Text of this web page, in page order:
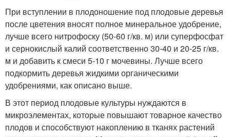
При вступлении в плодоношение под плодовые деревья
после цветения вносят полное минеральное удобрение,
лучше всего нитрофоску (50-60 г/кв. м) или суперфосфат
и сернокислый калий соответственно 30-40 и 20-25 г/кв.
м и добавить к смеси 5-10 г мочевины. Лучше всего
подкормить деревья жидкими органическими
удобрениями, как описано выше.
В этот период плодовые культуры нуждаются в
микроэлементах, которые повышают товарное качество
плодов и способствуют накоплению в тканях растений